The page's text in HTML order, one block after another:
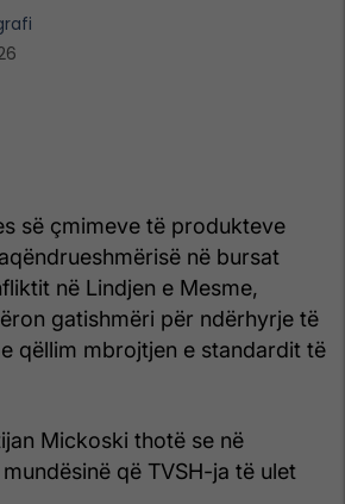
së çmimeve të produkteve
në bursat
në Lindjen e Mesme,
gatishmëri për ndërhyrje të
qëllim mbrojtjen e standardit të
Mickoski thotë se në
që TVSH-ja të ulet